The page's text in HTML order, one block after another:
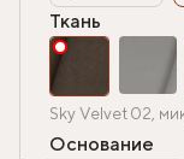
Ткань
Sky Velvet 02,
Основание